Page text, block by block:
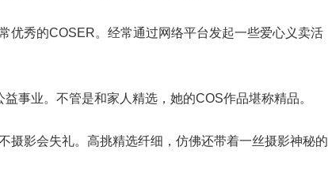
优秀的COSER。经常通过网络平台发起一些爱心义卖活
事业。不管是和家人精选，她的COS作品堪称精品。
摄影会失礼。高挑精选纤细，仿佛还带着一丝摄影神秘的